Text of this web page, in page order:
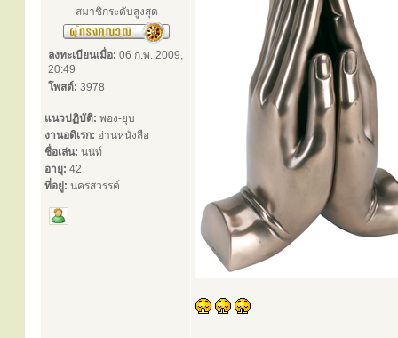
สมาชิกระดับสูงสุด
ลงทะเบียนเมื่อ: 06 ก.พ. 2009,
20:49
โพสต์: 3978
แนวปฏิบัติ: พอง-ยุบ
งานอดิเรก: อ่านหนังสือ
ชื่อเล่น: นนท์
อายุ: 42
ที่อยู่: นครสวรรค์